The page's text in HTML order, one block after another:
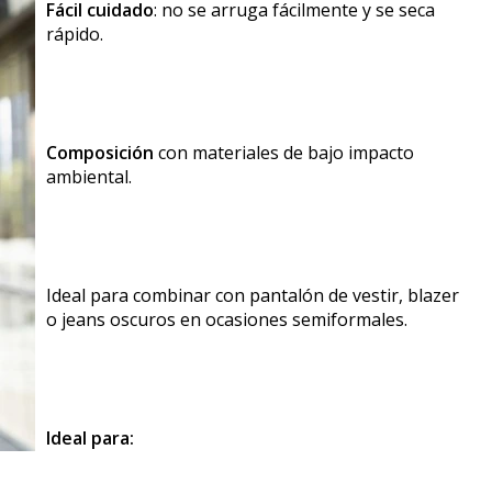
Fácil cuidado: no se arruga fácilmente y se seca
rápido.
Composición con materiales de bajo impacto
ambiental.
Ideal para combinar con pantalón de vestir, blazer
o jeans oscuros en ocasiones semiformales.
Ideal para: